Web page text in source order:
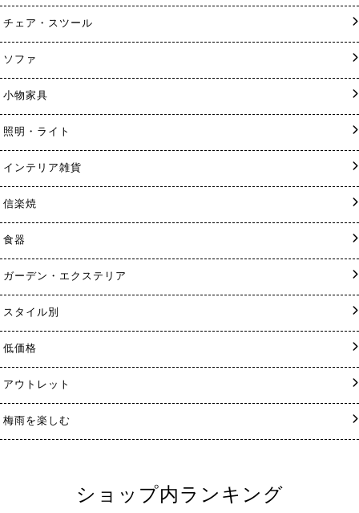
チェア・スツール
ソファ
小物家具
照明・ライト
インテリア雑貨
信楽焼
食器
ガーデン・エクステリア
スタイル別
低価格
アウトレット
梅雨を楽しむ
ショップ内ランキング